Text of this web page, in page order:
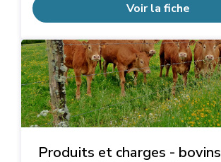
Voir la fiche
Produits et charges - bovins